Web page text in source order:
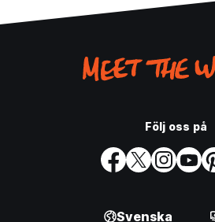
Följ oss på
Svenska